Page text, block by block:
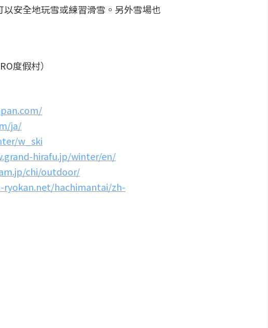
安全地玩雪或練習滑雪。另外雪場也
度假村）
ja/
w_ski
hirafu.jp/winter/en/
chi/outdoor/
hachimantai/zh-